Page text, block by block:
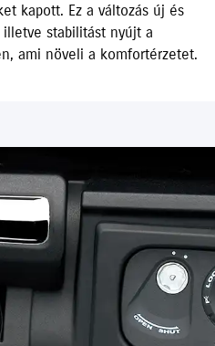
kapott. Ez a változás új és
stabilitást nyújt a
ami növeli a komfortérzetet.